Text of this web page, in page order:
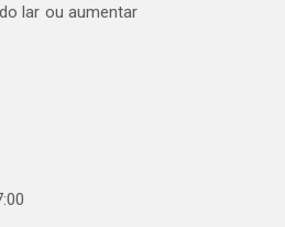
lar ou aumentar